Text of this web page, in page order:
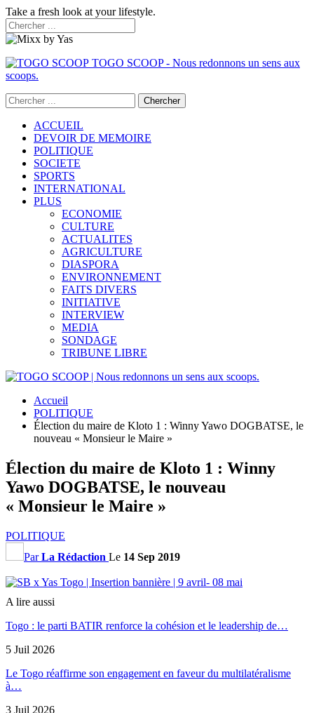
Take a fresh look at your lifestyle.
TOGO SCOOP - Nous redonnons un sens aux
scoops.
ACCUEIL
DEVOIR DE MEMOIRE
POLITIQUE
SOCIETE
SPORTS
INTERNATIONAL
PLUS
ECONOMIE
CULTURE
ACTUALITES
AGRICULTURE
DIASPORA
ENVIRONNEMENT
FAITS DIVERS
INITIATIVE
INTERVIEW
MEDIA
SONDAGE
TRIBUNE LIBRE
Accueil
POLITIQUE
Élection du maire de Kloto 1 : Winny Yawo DOGBATSE, le
nouveau « Monsieur le Maire »
Élection du maire de Kloto 1 : Winny
Yawo DOGBATSE, le nouveau
« Monsieur le Maire »
POLITIQUE
ParLa Rédaction Le 14 Sep 2019
A lire aussi
Togo : le parti BATIR renforce la cohésion et le leadership de…
5 Juil 2026
Le Togo réaffirme son engagement en faveur du multilatéralisme
à…
3 Juil 2026